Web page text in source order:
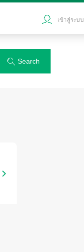
เข้าสู่ระบบ
 Search
